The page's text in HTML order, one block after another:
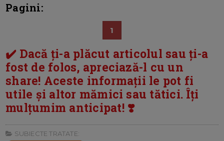
Pagini:
1
✔️ Dacă ți-a plăcut articolul sau ți-a
fost de folos, apreciază-l cu un
share! Aceste informații le pot fi
utile și altor mămici sau tătici. Îți
mulțumim anticipat! ❣️
SUBIECTE TRATATE: